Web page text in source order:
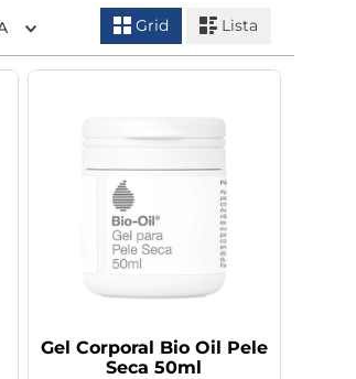
Grid Lista
Gel Corporal Bio Oil Pele
Seca 50ml